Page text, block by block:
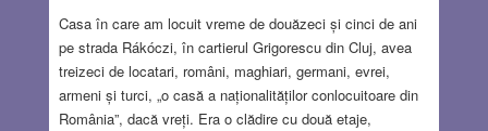
Casa în care am locuit vreme de douăzeci și cinci de ani
pe strada Rákóczi, în cartierul Grigorescu din Cluj, avea
treizeci de locatari, români, maghiari, germani, evrei,
armeni și turci, „o casă a naționalităților conlocuitoare din
România”, dacă vreți. Era o clădire cu două etaje,